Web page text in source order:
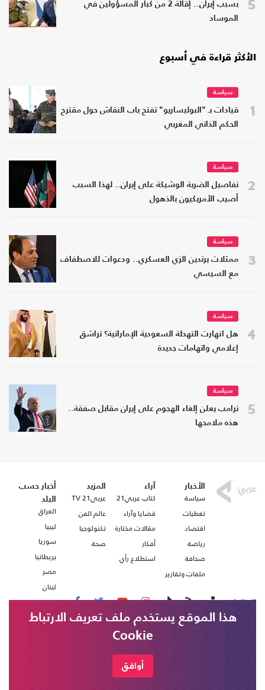
5
بسبب إيران.. إقالة 2 من كبار المسؤولين في
الموساد
الأكثر قراءة في أسبوع
1
سياسة
قيادات بـ "البوليساريو" تفتح باب النقاش حول مقترح
الحكم الذاتي المغربي
2
سياسة
تفاصيل الضربة الوشيكة على إيران.. لهذا السبب
أصيب الأمريكيون بالذهول
3
سياسة
ممثلات يرتدين الزي العسكري.. ودعوات للاصطفاف
مع السيسي
4
سياسة
هل انهارت التهدئة السعودية الإماراتية؟ تراشق
إعلامي واتهامات جديدة
5
سياسة
ترامب يعلن إلغاء الهجوم على إيران مقابل صفقة..
هذه ملامحها
الأخبار
سياسة
تغطيات
اقتصاد
رياضة
صحافة
ملفات وتقارير
آراء
كتاب عربي21
قضايا وآراء
مقالات مختارة
أفكار
استطلاع رأي
المزيد
عربي21 TV
عالم الفن
تكنولوجيا
صحة
أخبار حسب
البلد
العراق
ليبيا
سوريا
بريطانيا
مصر
لبنان
تابعنا على
هذا الموقع يستخدم ملف تعريف الارتباط
Cookie
أوافق